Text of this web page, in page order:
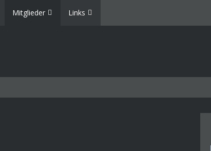
Mitglieder Links